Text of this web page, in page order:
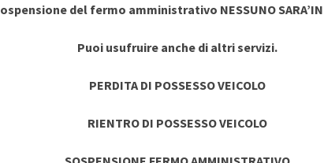
del fermo amministrativo NESSUNO SARA’IN
Puoi usufruire anche di altri servizi.
PERDITA DI POSSESSO VEICOLO
RIENTRO DI POSSESSO VEICOLO